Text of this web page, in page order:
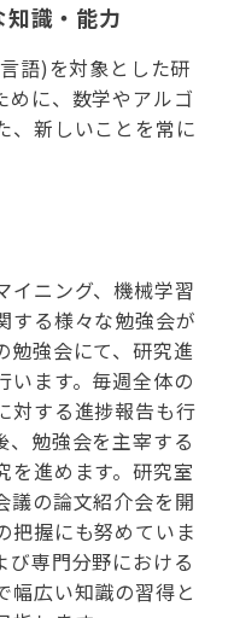
識・能力
語)を対象とした研
めに、数学やアルゴ
、新しいことを常に
イニング、機械学習
する様々な勉強会が
勉強会にて、研究進
います。毎週全体の
対する進捗報告も行
、勉強会を主宰する
を進めます。研究室
議の論文紹介会を開
把握にも努めていま
び専門分野における
幅広い知識の習得と